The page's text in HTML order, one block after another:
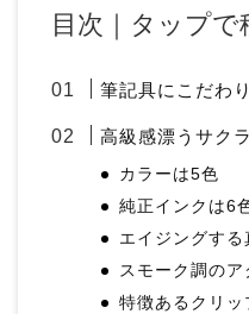
目次｜タップで
筆記具にこだわ
高級感漂うサク
カラーは5色
純正インクは6
エイジングする
スモーク調のア
特徴あるクリッ